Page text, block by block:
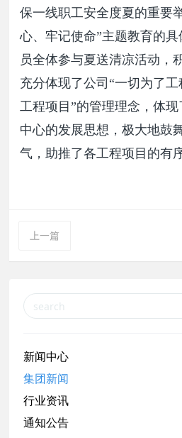
保一线职工安全度夏的重要
心、牢记使命”主题教育的
员全体参与夏送清凉活动，
充分体现了公司“一切为了
工程项目”的管理理念，体
中心的发展思想，极大地鼓
气，助推了各工程项目的有
上一篇
新闻中心
集团新闻
行业资讯
通知公告